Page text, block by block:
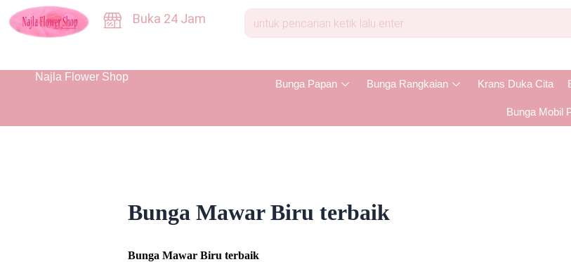
Skip
Buka 24 Jam
Najla Flower Shop
Bunga Papan Bunga Rangkaian Krans Duka Cita
Bunga Mobil
Bunga Mawar Biru terbaik
Bunga Mawar Biru terbaik